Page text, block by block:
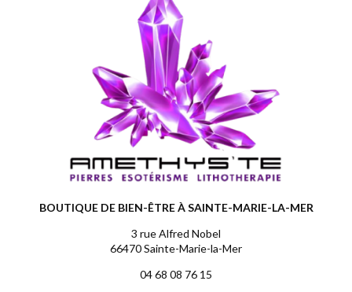
BOUTIQUE DE BIEN-ÊTRE À SAINTE-MARIE-LA-MER
3 rue Alfred Nobel
66470 Sainte-Marie-la-Mer
04 68 08 76 15